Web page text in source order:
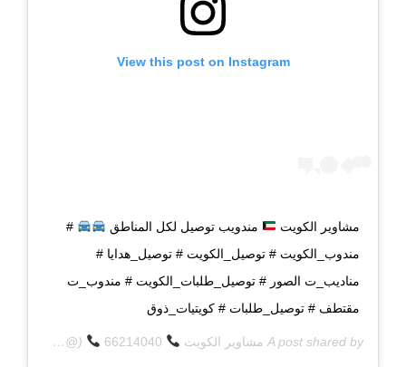
View this post on Instagram
مشاوير الكويت مندويب توصيل لكل المناطق
#
مندوب_الكويت # توصيل_الكويت # توصيل_هدايا #
مناديب_ت الصور # توصيل_طلبات_الكويت # مندوب_ت
مقتطف # توصيل_طلبات # كويتيات_ذوق
A post shared by مشاوير الكويت (@q8deliverycom) on